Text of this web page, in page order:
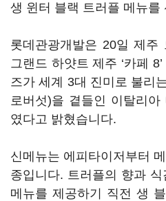
생 윈터 블랙 트러플 메뉴를
롯데관광개발은 20일 제주
그랜드 하얏트 제주 ‘카페
즈가 세계 3대 진미로 불리
로버섯)을 곁들인 이탈리
였다고 밝혔습니다.
신메뉴는 에피타이저부터
종입니다. 트러플의 향과
메뉴를 제공하기 직전 생